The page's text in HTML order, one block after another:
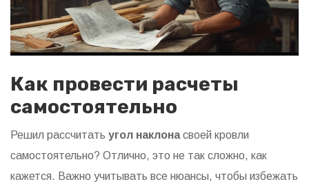
Как провести расчеты
самостоятельно
Решил рассчитать угол наклонасвоей кровли
самостоятельно? Отлично, это не так сложно, как
кажется. Важно учитывать все нюансы, чтобы избежать